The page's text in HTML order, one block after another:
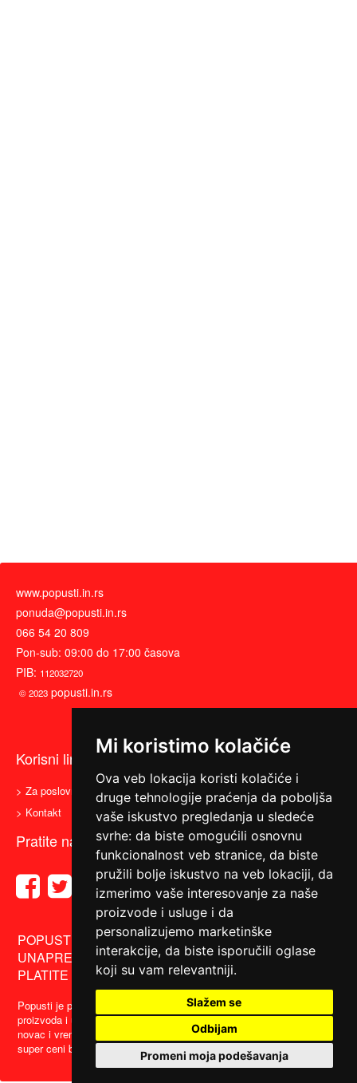
Mi koristimo kolačiće
Ova veb lokacija koristi kolačiće i
druge tehnologije praćenja da poboljša
vaše iskustvo pregledanja u sledeće
svrhe: da biste omogućili osnovnu
funkcionalnost veb stranice, da biste
pružili bolje iskustvo na veb lokaciji, da
izmerimo vaše interesovanje za naše
proizvode i usluge i da
personalizujemo marketinške
interakcije, da biste isporučili oglase
koji su vam relevantniji.
Slažem se
Odbijam
Promeni moja podešavanja
www.popusti.in.rs
ponuda@popusti.in.rs
066 54 20 809
Pon-sub: 09:00 do 17:00 časova
PIB: 112032720
© 2023 popusti.in.rs
Korisni linkovi
> Za poslovne partnere
> Uslovi korišćenja
> Kontakt
Pratite nas
POPUSTI, AKCIJE, KUPONI -- BEZ PLAĆANJA
UNAPRED -- PRUZMITE BESPLATAN KUPON,
PLATITE NA LICU MESTA I OSTVARITE POPUST...
Popusti je portal za grupnu kupovinu koji vam omogućava kupovinu
proizvoda i usluga po veoma sniženim cenama.Ovaj portal štedi vaš
novac i vreme, tako što vam omogućavamo da najbolje ponude po
super ceni brzo i lako stignu do vas....